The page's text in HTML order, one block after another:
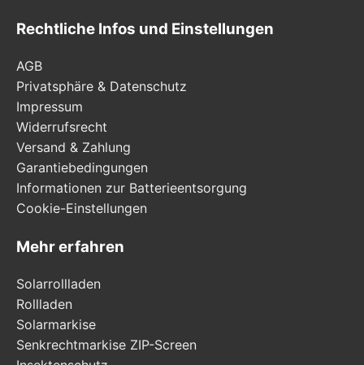
Rechtliche Infos und Einstellungen
AGB
Privatsphäre & Datenschutz
Impressum
Widerrufsrecht
Versand & Zahlung
Garantiebedingungen
Informationen zur Batterieentsorgung
Cookie-Einstellungen
Mehr erfahren
Solarrollladen
Rollladen
Solarmarkise
Senkrechtmarkise ZIP-Screen